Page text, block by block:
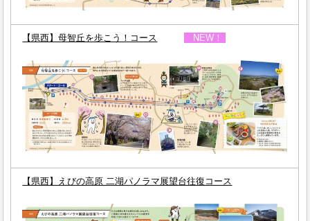
【県西】母智丘を歩こう！コース NEW！
【県西】えびの高原 二湖パノラマ展望台往復コース